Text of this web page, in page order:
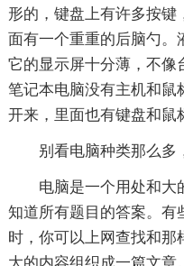
形的，键盘上有许多按
面有一个重重的后脑勺。
它的显示屏十分薄，不像
笔记本电脑没有主机和鼠
开来，里面也有键盘和鼠
别看电脑种类那么多，
电脑是一个用处和大的
知道所有题目的答案。有
时，你可以上网查找和